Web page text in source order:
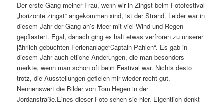
Der erste Gang meiner Frau, wenn wir in Zingst beim Fotofestival
„horizonte zingst“ angekommen sind, ist der Strand. Leider war in
diesem Jahr der Gang an’s Meer mit viel Wind und Regen
gepflastert. Egal, danach ging es halt etwas verfroren zu unserer
jährlich gebuchten Ferienanlage“Captain Pahlen“. Es gab in
diesem Jahr auch etliche Änderungen, die man besonders
merkte, wenn man schon oft beim Festival war. Nichts desto
trotz, die Ausstellungen gefielen mir wieder recht gut.
Nennenswert die Bilder von Tom Hegen in der
Jordanstraße.Eines dieser Foto sehen sie hier. Eigentlich denkt